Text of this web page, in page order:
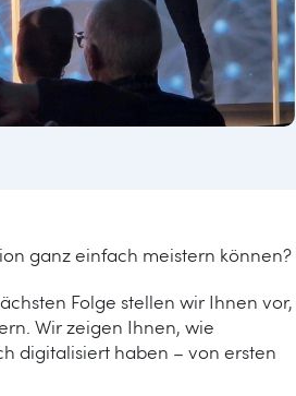
ganz einfach meistern können?
Folge stellen wir Ihnen vor,
Wir zeigen Ihnen, wie
digitalisiert haben – von ersten